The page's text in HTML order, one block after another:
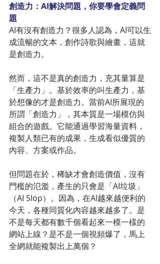
創造力：AI解決問題，你要學會定義問
題
AI有沒有創造力？很多人認為，AI可以生
成流暢的文本，創作詩歌與繪畫，這就
是創造力。
然而，這不是真的創造力，充其量算是
「生產力」。基於效率的叫生產力，基
於想像的才是創造力。當前AI所展現的
所謂「創造力」，其本質是一場模仿與
組合的遊戲。它能通過學習海量資料，
複製人類已有的成果，生成看似優質的
內容、方案或作品。
但問題在於，稀缺才會創造價值，沒有
門檻的氾濫，產生的只會是「AI垃圾」
（AI Slop）。因為，在AI越來越便利的
今天，各種同質化內容越來越多了。是
不是每天都有數千個看起來一模一樣的
網站上線？是不是一個視頻爆了，馬上
全網就能複製出上萬個？